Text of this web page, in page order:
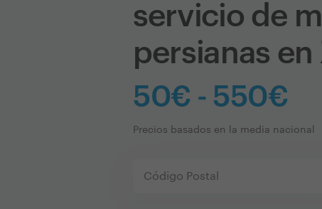
servicio de
persianas en
50€ - 550€
Precios basados en la media nacional